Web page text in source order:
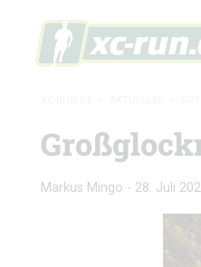
Markus Mingo - 28. Juli